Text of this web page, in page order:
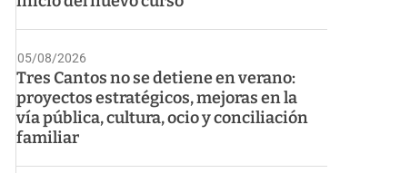
05/08/2026
Tres Cantos no se detiene en verano:
proyectos estratégicos, mejoras en la
vía pública, cultura, ocio y conciliación
familiar